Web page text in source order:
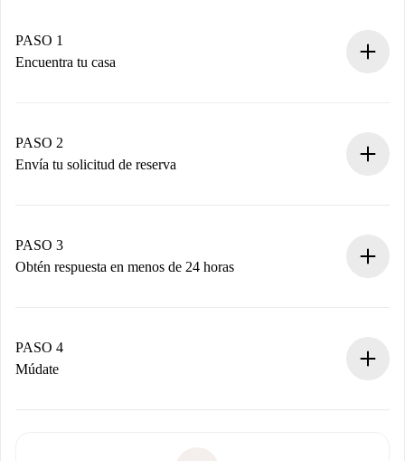
PASO 1
Encuentra tu casa
Tienes toda la información necesaria por adelantado.
PASO 2
Envía tu solicitud de reserva
propietario acepte.
PASO 3
Obtén respuesta en menos de 24 horas
contacto con el propietario.
Si es rechazada: No te haremos ningún cargo y te
PASO 4
Múdate